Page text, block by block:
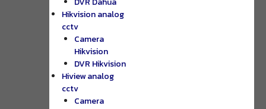
Hikvision analog
cctv
Camera
Hikvision
DVR Hikvision
Hiview analog
cctv
Camera